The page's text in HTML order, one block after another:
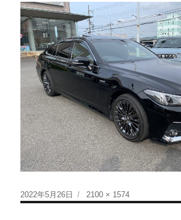
2022年5月26日 2100 × 1574